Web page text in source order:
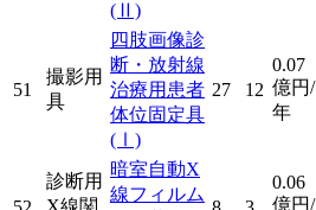
(Ⅱ)
51
撮影用
具
四肢画像診
断・放射線
治療用患者
体位固定具
(Ⅰ)
27 12
0.07
億円/
年
診断用
暗室自動X
線フィルム
0.06
億円/